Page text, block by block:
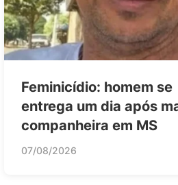
Feminicídio: homem se
entrega um dia após
companheira em MS
07/08/2026